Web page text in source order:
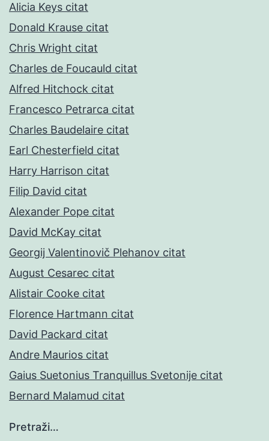
Alicia Keys citat
Donald Krause citat
Chris Wright citat
Charles de Foucauld citat
Alfred Hitchock citat
Francesco Petrarca citat
Charles Baudelaire citat
Earl Chesterfield citat
Harry Harrison citat
Filip David citat
Alexander Pope citat
David McKay citat
Georgij Valentinovič Plehanov citat
August Cesarec citat
Alistair Cooke citat
Florence Hartmann citat
David Packard citat
Andre Maurios citat
Gaius Suetonius Tranquillus Svetonije citat
Bernard Malamud citat
Pretraži…